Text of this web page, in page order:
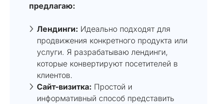
предлагаю:
Лендинги: Идеально подходят для
продвижения конкретного продукта или
услуги. Я разрабатываю лендинги,
которые конвертируют посетителей в
клиентов.
Сайт-визитка: Простой и
информативный способ представить